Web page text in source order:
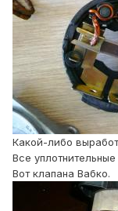
Какой-либо
Все
Вот клапана Вабко.